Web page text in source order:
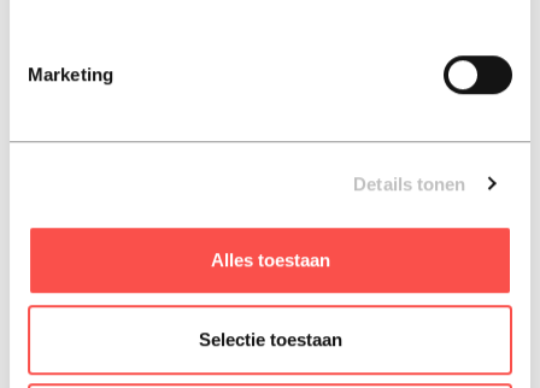
Marketing
Details tonen
Alles toestaan
Selectie toestaan
linda jansma
€ 11,99 € 15,99